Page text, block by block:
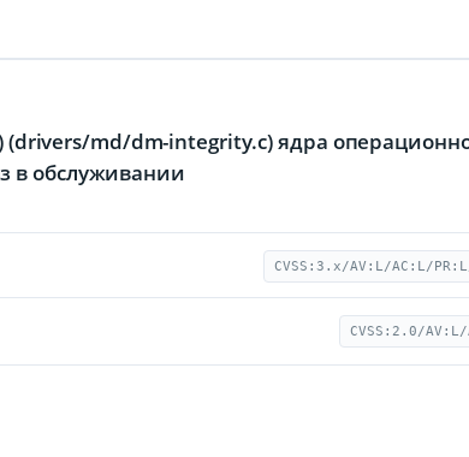
md/dm-integrity.c) ядра
в обслуживании
CVSS:3.x/AV:L/AC:L/
CVSS:2.0/